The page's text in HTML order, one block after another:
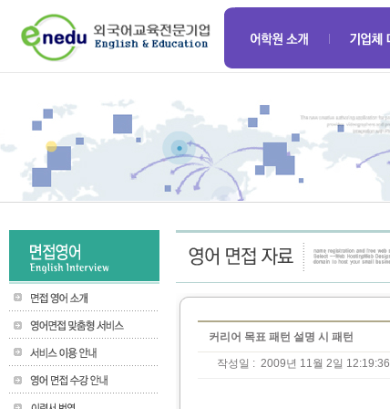
커리어 목표 패턴 설명 시 패턴
작성일 : 2009년 11월 2일 12:19:36